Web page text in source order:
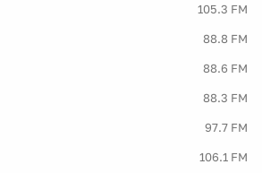
105.3 FM
88.8 FM
88.6 FM
88.3 FM
97.7 FM
106.1 FM